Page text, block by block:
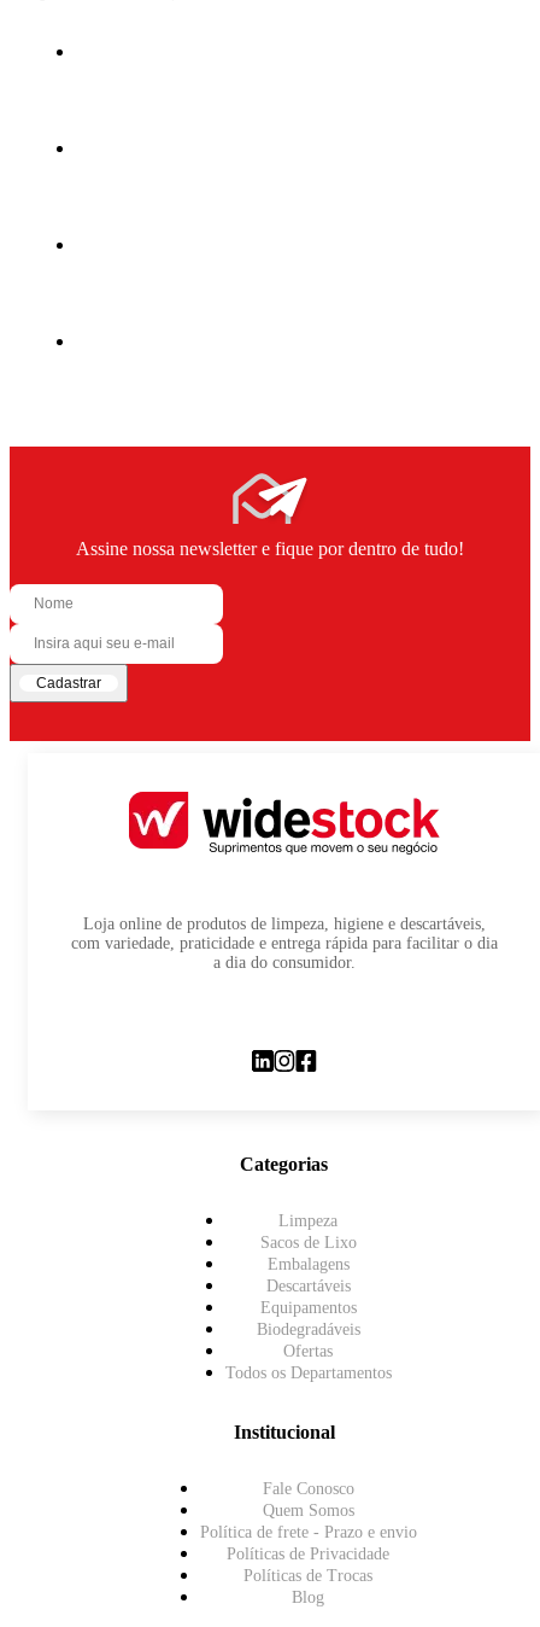
Assine nossa newsletter e fique por dentro de tudo!
Cadastrar
Loja online de produtos de limpeza, higiene e descartáveis,
com variedade, praticidade e entrega rápida para facilitar o dia
a dia do consumidor.
Categorias
Limpeza
Sacos de Lixo
Embalagens
Descartáveis
Equipamentos
Biodegradáveis
Ofertas
Todos os Departamentos
Institucional
Fale Conosco
Quem Somos
Política de frete - Prazo e envio
Políticas de Privacidade
Políticas de Trocas
Blog